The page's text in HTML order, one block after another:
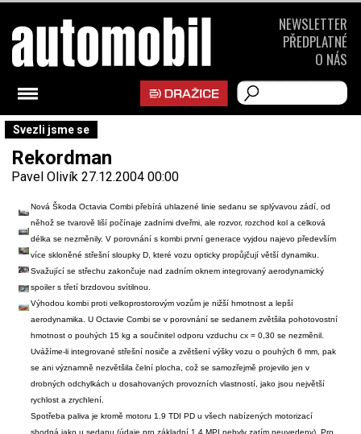
Svezli jsme se
Rekordman
Pavel Olivík 27.12.2004 00:00
Nová Škoda Octavia Combi přebírá uhlazené linie sedanu se splývavou zádí, od
něhož se tvarově liší počínaje zadními dveřmi, ale rozvor, rozchod kol a celková
délka se nezměnily. V porovnání s kombi první generace vyjdou najevo především
více skloněné střešní sloupky D, které vozu opticky propůjčují větší dynamiku.
Svažující se střechu zakončuje nad zadním oknem integrovaný aerodynamický
spoiler s třetí brzdovou svítilnou.
Výhodou kombi proti velkoprostorovým vozům je nižší hmotnost a lepší
aerodynamika. U Octavie Combi se v porovnání se sedanem zvětšila pohotovostní
hmotnost o pouhých 15 kg a součinitel odporu vzduchu cx = 0,30 se nezměnil.
Uvážíme-li integrované střešní nosiče a zvětšení výšky vozu o pouhých 6 mm, pak
se ani významně nezvětšila čelní plocha, což se samozřejmě projevilo jen v
drobných odchylkách u dosahovaných provozních vlastností, jako jsou největší
rychlost a zrychlení.
Spotřeba paliva je kromě motoru 1.9 TDI PD u všech nabízených motorizací
shodná jako u sedanu (údaje pro základní 1.4 MPI nebyly zatím neuvedeny). Pro
NEWSLETTER
PŘEDPLATNÉ
O NÁS